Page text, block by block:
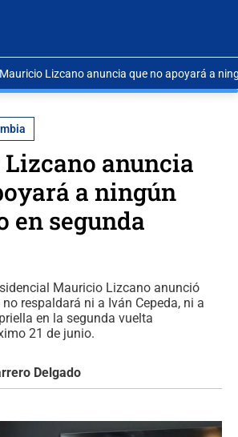
Mauricio Lizcano anuncia que no apoyará a
anuncia
a ningún
en segunda
Mauricio Lizcano anunció
respaldará ni a Iván Cepeda, ni a
en la segunda vuelta
21 de junio.
Delgado